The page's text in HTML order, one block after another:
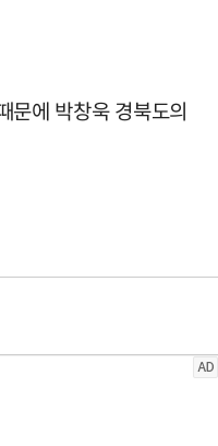
문에 박창욱 경북도의